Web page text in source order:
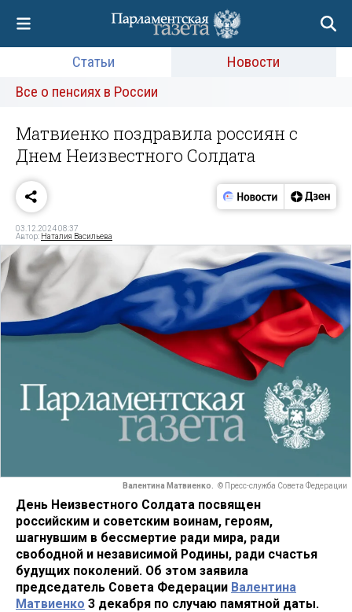
Статьи
Новости
Все о пенсиях в России
Матвиенко поздравила россиян с
Днем Неизвестного Солдата
03.12.2024 08:37
Автор: Наталия Васильева
Валентина Матвиенко. © Пресс-служба Совета Федерации
День Неизвестного Солдата посвящен
российским и советским воинам, героям,
шагнувшим в бессмертие ради мира, ради
свободной и независимой Родины, ради счастья
будущих поколений. Об этом заявила
председатель Совета Федерации Валентина
Матвиенко 3 декабря по случаю памятной даты.